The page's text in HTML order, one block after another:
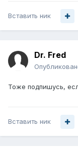
Вставить ник
Dr. Fred
Тоже подпишусь,
Вставить ник